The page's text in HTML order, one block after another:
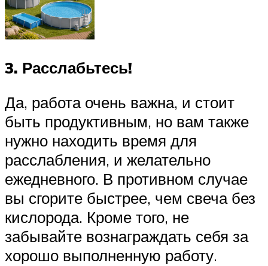
3. Расслабьтесь!
Да, работа очень важна, и стоит
быть продуктивным, но вам также
нужно находить время для
расслабления, и желательно
ежедневного. В противном случае
вы сгорите быстрее, чем свеча без
кислорода. Кроме того, не
забывайте вознаграждать себя за
хорошо выполненную работу.